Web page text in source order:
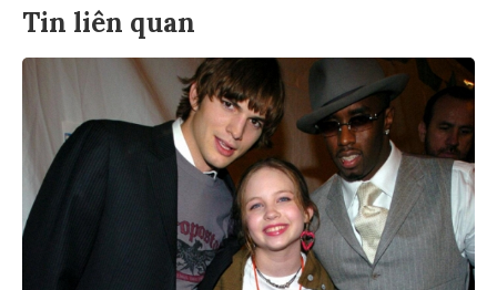
Tin liên quan